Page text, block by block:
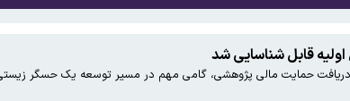
به توافق رسیده است
قابل شناسایی شد
دریافت حمایت مالی پژوهشی، گامی مهم در مسیر توسعه یک حسگر